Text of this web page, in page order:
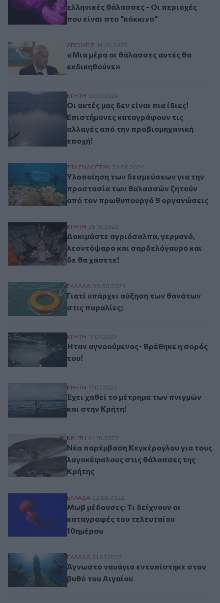
ελληνικές θάλασσες - Οι περιοχές
που είναι στο "κόκκινο"
«Μια μέρα οι θάλασσες αυτές θα
ΑΠΟΨΕΙΣ 14.05.2025
«Μια μέρα οι θάλασσες αυτές θα
εκδικηθούνε»
Οι ακτές μας δεν είναι πια ίδιες!
ΚΡΗΤΗ 07.07.2024
Οι ακτές μας δεν είναι πια ίδιες!
Επιστήμονες καταγράφουν τις
αλλαγές από την προβιομηχανική
εποχή!
Υλοποίηση των δεσμεύσεων για την
ΣΤΑ ΕΝΔΟΤΕΡΑ 20.06.2024
Υλοποίηση των δεσμεύσεων για την
προστασία των θαλασσών ζητούν
από τον πρωθυπουργό 9 οργανώσεις
Δοκιμάστε αγριόσαλπα, γερμανό,
ΚΡΗΤΗ 25.10.2023
Δοκιμάστε αγριόσαλπα, γερμανό,
λεοντόψαρο και σαρδελόγαυρο και
δε θα χάσετε!
Γιατί υπάρχει αύξηση των θανάτων στις
ΕΛΛAΔΑ 08.08.2023
Γιατί υπάρχει αύξηση των θανάτων
στις παραλίες;
Ήταν αγνοούμενος- Βρέθηκε η σορός του!
ΚΡΗΤΗ 17.07.2023
Ήταν αγνοούμενος- Βρέθηκε η σορός
του!
Έχει χαθεί το μέτρημα των πνιγμών και
ΚΡΗΤΗ 17.07.2023
Έχει χαθεί το μέτρημα των πνιγμών
και στην Κρήτη!
Νέα παρέμβαση Κεγκέρογλου για τους
ΚΡΗΤΗ 24.10.2022
Νέα παρέμβαση Κεγκέρογλου για τους
λαγοκέφαλους στις θάλασσες της
Κρήτης
Μωβ μέδουσες: Τι δείχνουν οι
ΕΛΛAΔΑ 22.08.2022
Μωβ μέδουσες: Τι δείχνουν οι
καταγραφές του τελευταίου
10ημέρου
Άγνωστο ναυάγιο εντοπίστηκε στον βυθό
ΕΛΛAΔΑ 31.07.2022
Άγνωστο ναυάγιο εντοπίστηκε στον
βυθό του Αιγαίου